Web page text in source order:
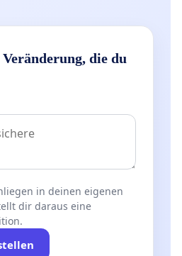
die du
in deinen eigenen
dir daraus eine